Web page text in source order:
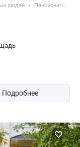
людей Пансионаты с
Подробнее